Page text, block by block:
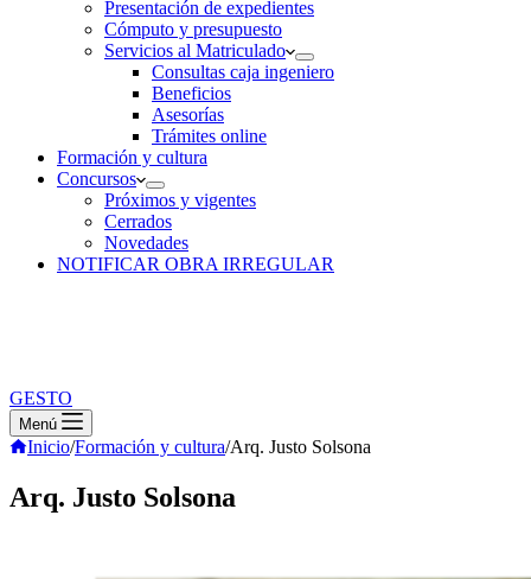
Presentación de expedientes
Cómputo y presupuesto
Servicios al Matriculado
Consultas caja ingeniero
Beneficios
Asesorías
Trámites online
Formación y cultura
Concursos
Próximos y vigentes
Cerrados
Novedades
NOTIFICAR OBRA IRREGULAR
GESTO
Menú
Inicio/Formación y cultura/Arq. Justo Solsona
Arq. Justo Solsona